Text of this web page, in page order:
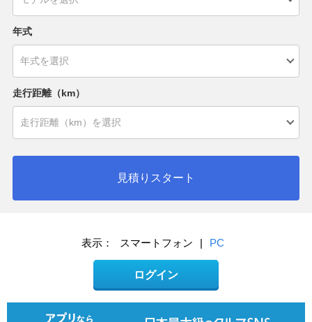
年式
走行距離（km）
見積りスタート
表示： スマートフォン | PC
ログイン